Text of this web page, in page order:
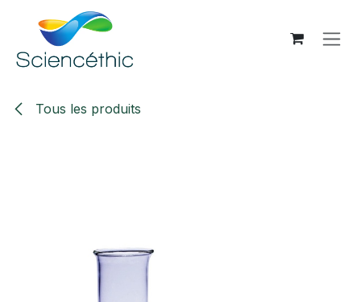
Se rendre au contenu
Tous les produits